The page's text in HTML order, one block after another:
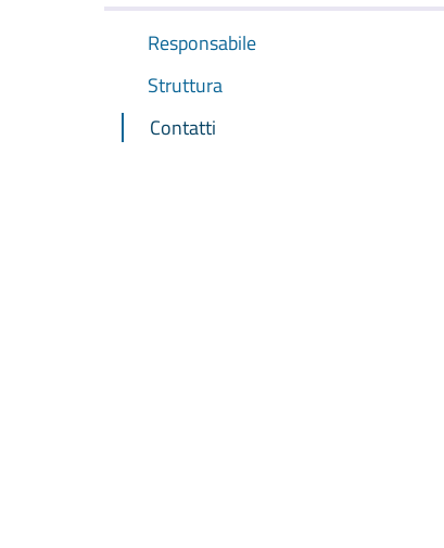
Responsabile
Struttura
Contatti